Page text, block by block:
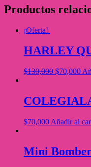
Productos
¡Oferta!
HARLEY
$130,000 $70,000
$70,000 Añadir al
Mini